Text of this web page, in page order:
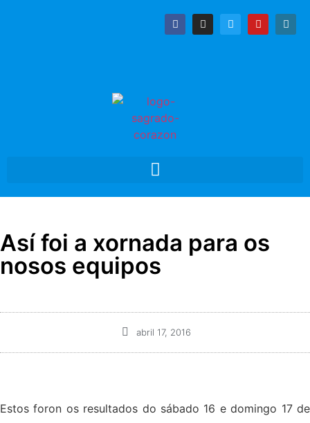
Así foi a xornada para os
nosos equipos
abril 17, 2016
Estos foron os resultados do sábado 16 e domingo 17 de